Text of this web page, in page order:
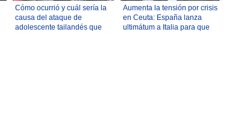
Cómo ocurrió y cuál sería la
causa del ataque de
adolescente tailandés que
Aumenta la tensión por crisis
en Ceuta: España lanza
ultimátum a Italia para que